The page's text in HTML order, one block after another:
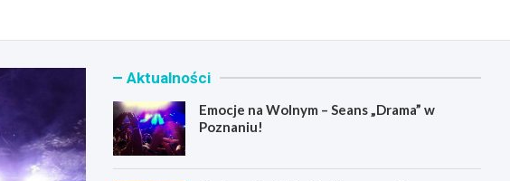
Aktualności
Emocje na Wolnym – Seans „Drama” w
Poznaniu!